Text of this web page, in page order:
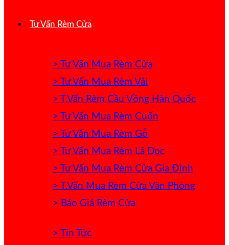
Tư Vấn Rèm Cửa
> Tư Vấn Mua Rèm Cửa
> Tư Vấn Mua Rèm Vải
> T.Vấn Rèm Cầu Vồng Hàn Quốc
> Tư Vấn Mua Rèm Cuốn
> Tư Vấn Mua Rèm Gỗ
> Tư Vấn Mua Rèm Lá Dọc
> Tư Vấn Mua Rèm Cửa Gia Đình
> T.Vấn Mua Rèm Cửa Văn Phòng
> Báo Giá Rèm Cửa
> Tin Tức